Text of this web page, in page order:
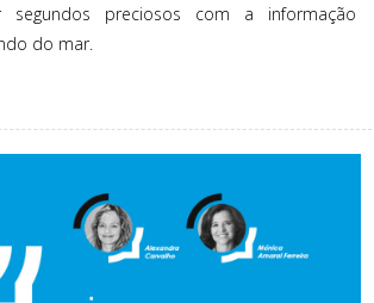
segundos preciosos com a informação
do mar.